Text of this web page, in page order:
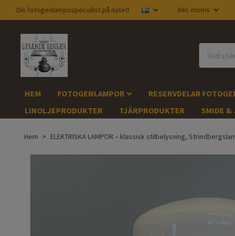
Din fotogenlampsspecialist på nätet! Inkl. moms
HEM FOTOGENLAMPOR RESERVDELAR
LINOLJEPRODUKTER
TJÄRPRODUKTER SMIDE &
Hem ELEKTRISKA LAMPOR – klassisk stilbelysning,